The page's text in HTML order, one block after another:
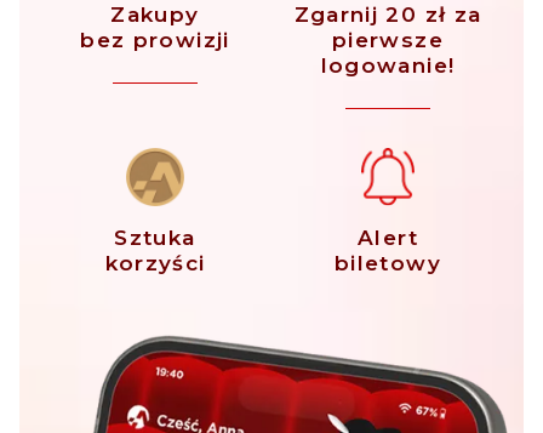
Zakupy
bez prowizji
Zgarnij 20 zł za
pierwsze
logowanie!
Sztuka
korzyści
Alert
biletowy